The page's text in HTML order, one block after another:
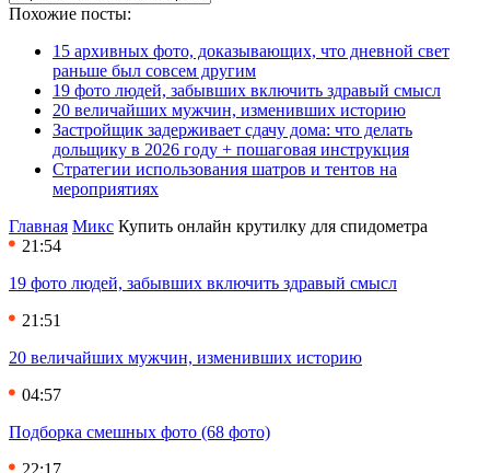
Похожие посты:
15 архивных фото, доказывающих, что дневной свет
раньше был совсем другим
19 фото людей, забывших включить здравый смысл
20 величайших мужчин, изменивших историю
Застройщик задерживает сдачу дома: что делать
дольщику в 2026 году + пошаговая инструкция
Стратегии использования шатров и тентов на
мероприятиях
Главная Микс Купить онлайн крутилку для спидометра
21:54
19 фото людей, забывших включить здравый смысл
21:51
20 величайших мужчин, изменивших историю
04:57
Подборка смешных фото (68 фото)
22:17